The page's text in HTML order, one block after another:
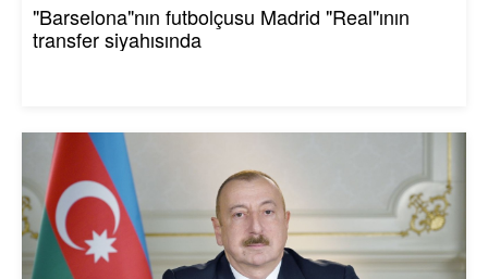
"Barselona"nın futbolçusu Madrid "Real"ının
transfer siyahısında